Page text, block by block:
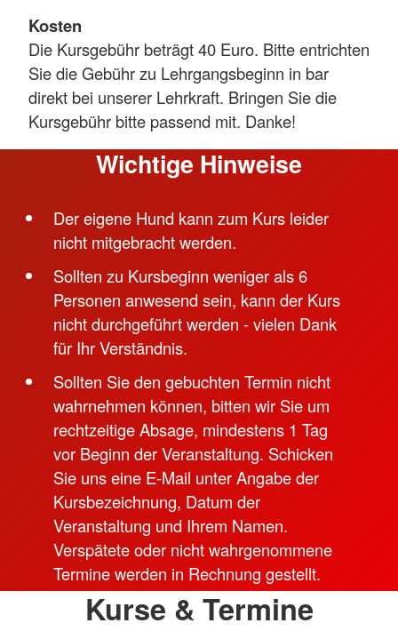
Anwendungen, die Sie souverän in Notlagen
agieren lassen.
Setzen Sie auf Sicherheit und Vorsorge – denn
jede Sekunde zählt, wenn es um das Wohl Ihres
tierischen Begleiters geht. Wir freuen uns
darauf, Sie in unserem Kurs begrüßen zu
Ihr Hund auch in Notsituationen in den besten
Händen ist.
Inhalte
Blutstillung, Wundbehandlung und
Fremdkörperentfernung
Verbände bei Pfoten-, Ohr- und
Bissverletzungen, Schnittwunden
Versorgung von Knochenbrüchen und
Bauchverletzungen
Maßnahmen bei Vergiftungen und
Insektenstichen
Fiebermessen, Pulskontrolle und
Medikamentengabe
Korrekter Transport verletzter Tiere
Kosten
Die Kursgebühr beträgt 40 Euro. Bitte entrichten
Sie die Gebühr zu Lehrgangsbeginn in bar
direkt bei unserer Lehrkraft. Bringen Sie die
Kursgebühr bitte passend mit. Danke!
Wichtige Hinweise
Der eigene Hund kann zum Kurs leider
nicht mitgebracht werden.
Sollten zu Kursbeginn weniger als 6
Personen anwesend sein, kann der Kurs
nicht durchgeführt werden - vielen Dank
für Ihr Verständnis.
Sollten Sie den gebuchten Termin nicht
wahrnehmen können, bitten wir Sie um
rechtzeitige Absage, mindestens 1 Tag
vor Beginn der Veranstaltung. Schicken
Sie uns eine E-Mail unter Angabe der
Kursbezeichnung, Datum der
Veranstaltung und Ihrem Namen.
Verspätete oder nicht wahrgenommene
Termine werden in Rechnung gestellt.
Kurse & Termine